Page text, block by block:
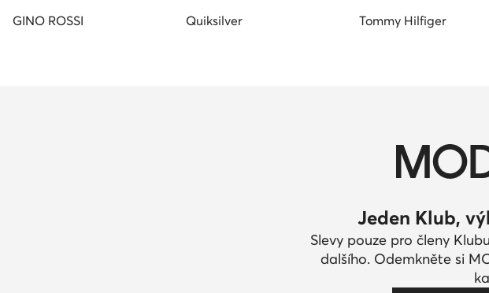
GINO ROSSI
Quiksilver Tommy Hilfiger
Jeden Klub,
Slevy pouze pro členy
dalšího. Odemkněte si